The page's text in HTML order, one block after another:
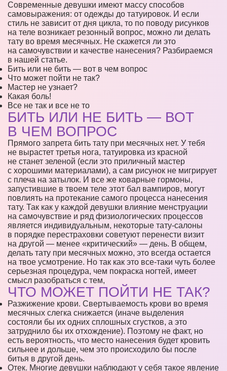
Современные девушки имеют массу способов
самовыражения: от одежды до татуировок. И если
стиль не зависит от дня цикла, то по поводу рисунков
на теле возникает резонный вопрос, можно ли делать
тату во время месячных. Не скажется ли это
на самочувствии и качестве нанесения? Разбираемся
в нашей статье.
Бить или не бить — вот в чем вопрос
Что может пойти не так?
Мастер не узнает?
Какая боль!
Все не так и все не то
БИТЬ ИЛИ НЕ БИТЬ — ВОТ
В ЧЕМ ВОПРОС
Прямого запрета бить тату при месячных нет. У тебя
не вырастет третья нога, татуировка из красной
не станет зеленой (если это приличный мастер
с хорошими материалами), а сам рисунок не мигрирует
с плеча на затылок. И все же коварные гормоны,
запустившие в твоем теле этот бал вампиров, могут
повлиять на протекание самого процесса нанесения
тату. Так как у каждой девушки влияние менструации
на самочувствие и ряд физиологических процессов
является индивидуальным, некоторые тату-салоны
в порядке перестраховки советуют перенести визит
на другой — менее «критический» — день. В общем,
делать тату при месячных можно, это всегда остается
на твое усмотрение. Но так как это все-таки чуть более
серьезная процедура, чем покраска ногтей, имеет
смысл разобраться с тем,
ЧТО МОЖЕТ ПОЙТИ НЕ ТАК?
Разжижение крови. Свертываемость крови во время
месячных слегка снижается (иначе выделения
состояли бы их одних сплошных сгустков, а это
затруднило бы их отхождение). Поэтому не факт, но
есть вероятность, что место нанесения будет кровить
сильнее и дольше, чем это происходило бы после
битья в другой день.
Отек. Многие девушки наблюдают у себя такое явление